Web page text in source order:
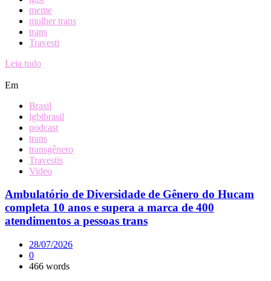
meme
mulher trans
trans
Travesti
Leia tudo
Em
Brasil
lgbtbrasil
podcast
trans
transgênero
Travestis
Video
Ambulatório de Diversidade de Gênero do Hucam
completa 10 anos e supera a marca de 400
atendimentos a pessoas trans
28/07/2026
0
466 words